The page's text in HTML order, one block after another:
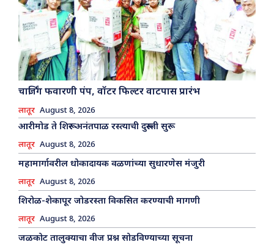
चार्जिंग फवारणी पंप, वॉटर फिल्टर वाटपास प्रारंभ
लातूर August 8, 2026
आरीमोड ते शिरूर अनंतपाळ रस्त्याची दुरूस्ती सुरू
लातूर August 8, 2026
महामार्गावरील धोकादायक वळणांच्या सुधारणेस मंजुरी
लातूर August 8, 2026
शिरोळ-शेकापूर जोडरस्ता विकसित करण्याची मागणी
लातूर August 8, 2026
जळकोट तालुक्याचा वीज प्रश्न सोडविण्याच्या सूचना